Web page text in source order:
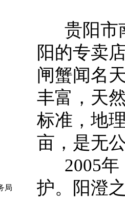
局
贵阳市
阳的专卖
闸蟹闻名
丰富，天
标准，地
亩，是无
2005年
护。阳澄